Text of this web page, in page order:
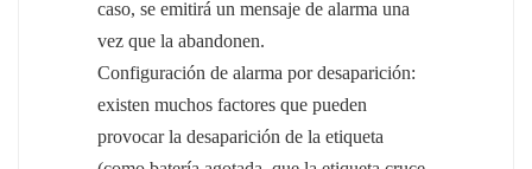
caso, se emitirá un mensaje de alarma una
vez que la abandonen.
Configuración de alarma por desaparición:
existen muchos factores que pueden
provocar la desaparición de la etiqueta